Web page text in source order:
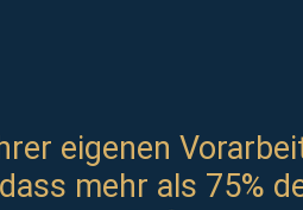
eigenen
mehr als 75%